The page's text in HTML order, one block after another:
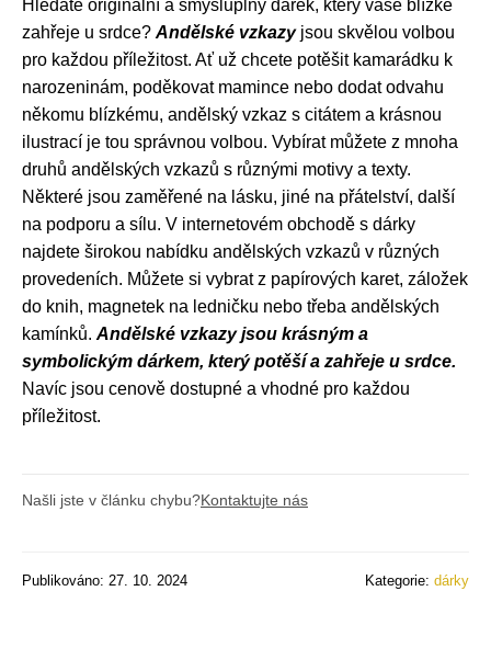
Hledáte originální a smysluplný dárek, který vaše blízké
zahřeje u srdce? Andělské vzkazyjsou skvělou volbou
pro každou příležitost. Ať už chcete potěšit kamarádku k
narozeninám, poděkovat mamince nebo dodat odvahu
někomu blízkému, andělský vzkaz s citátem a krásnou
ilustrací je tou správnou volbou. Vybírat můžete z mnoha
druhů andělských vzkazů s různými motivy a texty.
Některé jsou zaměřené na lásku, jiné na přátelství, další
na podporu a sílu. V internetovém obchodě s dárky
najdete širokou nabídku andělských vzkazů v různých
provedeních. Můžete si vybrat z papírových karet, záložek
do knih, magnetek na ledničku nebo třeba andělských
kamínků. Andělské vzkazy jsou krásným a
symbolickým dárkem, který potěší a zahřeje u srdce.
Navíc jsou cenově dostupné a vhodné pro každou
příležitost.
Našli jste v článku chybu?Kontaktujte nás
Publikováno: 27. 10. 2024 Kategorie: dárky